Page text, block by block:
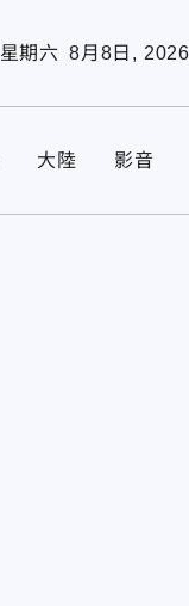
星期六 8月8日, 2026
大陸 影音